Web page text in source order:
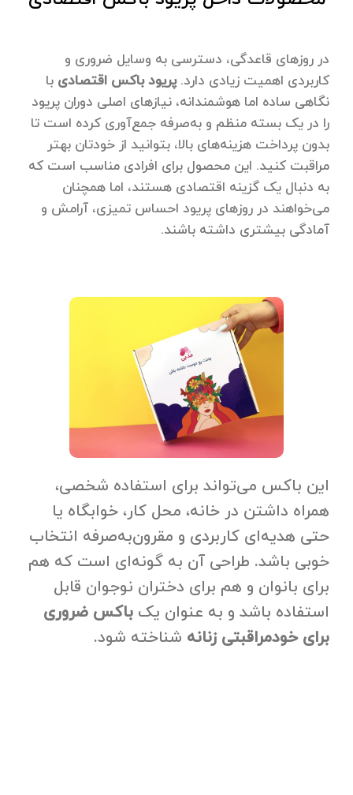
در روزهای قاعدگی، دسترسی به وسایل ضروری و
کاربردی اهمیت زیادی دارد.پریود باکس اقتصادی با
نگاهی ساده اما هوشمندانه، نیازهای اصلی دوران پریود
را در یک بسته منظم و به‌صرفه جمع‌آوری کرده است تا
بدون پرداخت هزینه‌های بالا، بتوانید از خودتان بهتر
مراقبت کنید. این محصول برای افرادی مناسب است که
به دنبال یک گزینه اقتصادی هستند، اما همچنان
می‌خواهند در روزهای پریود احساس تمیزی، آرامش و
آمادگی بیشتری داشته باشند.
این باکس می‌تواند برای استفاده شخصی،
همراه داشتن در خانه، محل کار، خوابگاه یا
حتی هدیه‌ای کاربردی و مقرون‌به‌صرفه انتخاب
خوبی باشد. طراحی آن به گونه‌ای است که هم
برای بانوان و هم برای دختران نوجوان قابل
استفاده باشد و به عنوان یک باکس ضروری
برای خودمراقبتی زنانه شناخته شود.